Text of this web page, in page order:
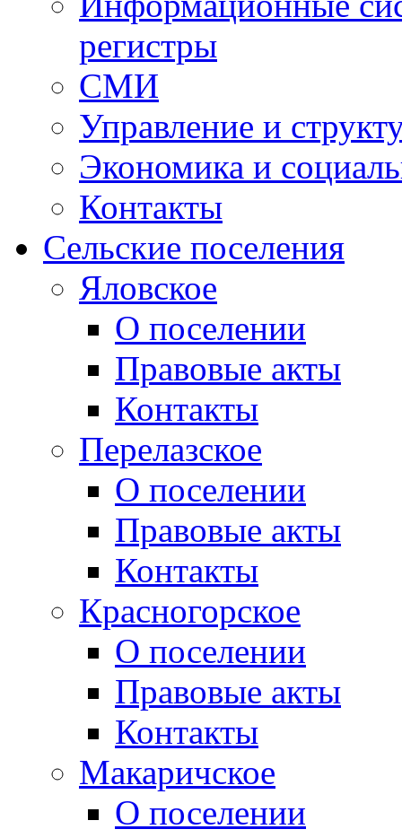
регистры
СМИ
Управление и
Экономика и
Контакты
Сельские поселения
Яловское
О поселении
Правовые акты
Контакты
Перелазское
О поселении
Правовые акты
Контакты
Красногорское
О поселении
Правовые акты
Контакты
Макаричское
О поселении